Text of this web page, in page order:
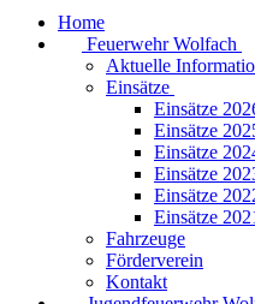
Home
Feuerwehr Wolfach
Aktuelle
Einsätze
Einsätze
Einsätze
Einsätze
Einsätze
Einsätze
Einsätze
Fahrzeuge
Förderverein
Kontakt